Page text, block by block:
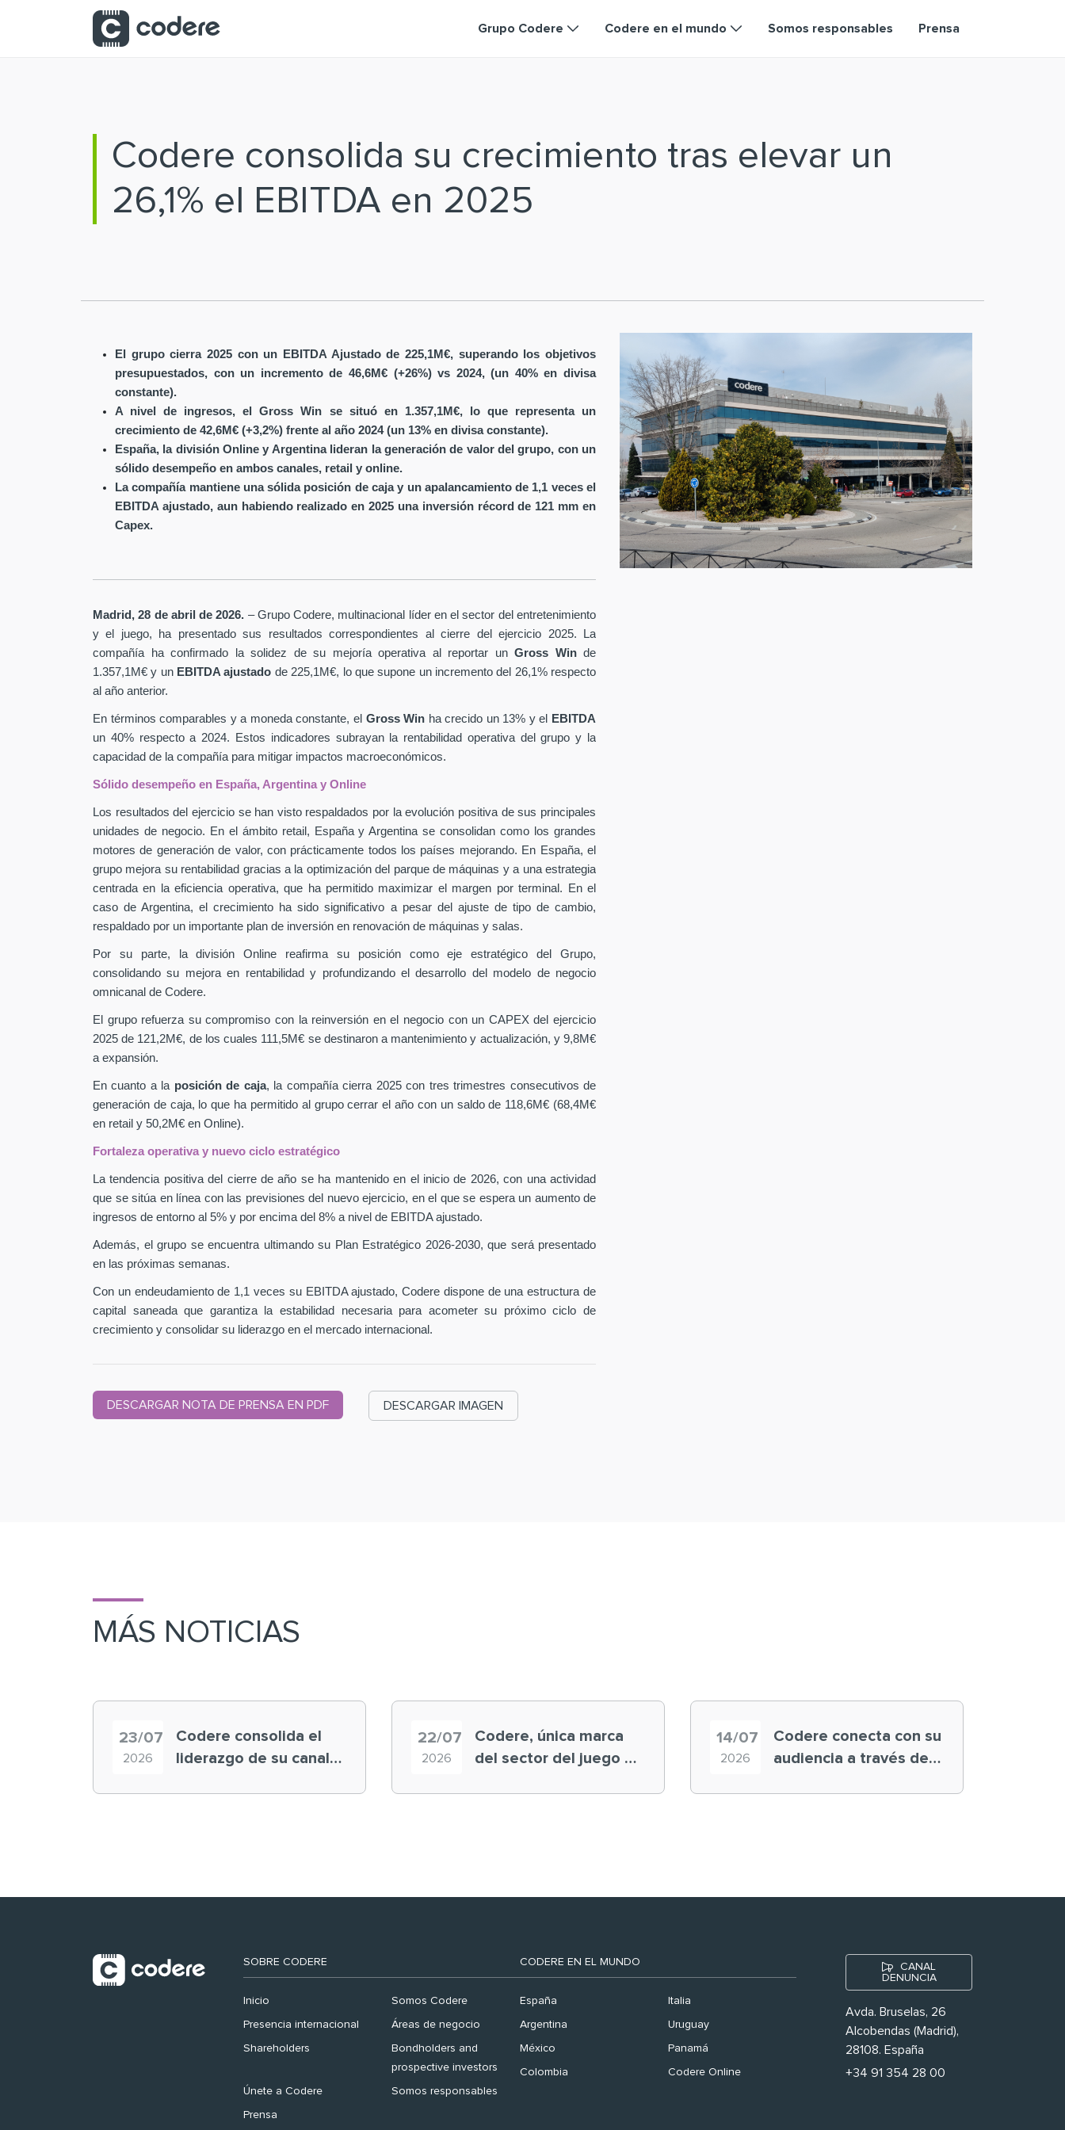
Saltar al contenido principal
Grupo Codere Codere en el mundo Somos responsables Prensa
Codere consolida su crecimiento tras elevar un
26,1% el EBITDA en 2025
El grupo cierra 2025 con un EBITDA Ajustado de 225,1M€, superando los objetivos
presupuestados, con un incremento de 46,6M€ (+26%) vs 2024, (un 40% en divisa
constante).
A nivel de ingresos, el Gross Win se situó en 1.357,1M€, lo que representa un
crecimiento de 42,6M€ (+3,2%) frente al año 2024 (un 13% en divisa constante).
España, la división Online y Argentina lideran la generación de valor del grupo, con un
sólido desempeño en ambos canales, retail y online.
La compañía mantiene una sólida posición de caja y un apalancamiento de 1,1 veces el
EBITDA ajustado, aun habiendo realizado en 2025 una inversión récord de 121 mm en
Capex.
Madrid, 28 de abril de 2026. – Grupo Codere, multinacional líder en el sector del entretenimiento
y el juego, ha presentado sus resultados correspondientes al cierre del ejercicio 2025. La
compañía ha confirmado la solidez de su mejoría operativa al reportar un Gross Win de
1.357,1M€ y un EBITDA ajustado de 225,1M€, lo que supone un incremento del 26,1% respecto
al año anterior.
En términos comparables y a moneda constante, el Gross Win ha crecido un 13% y el
EBITDA
un 40% respecto a 2024. Estos indicadores subrayan la rentabilidad operativa del grupo y la
capacidad de la compañía para mitigar impactos macroeconómicos.
Sólido desempeño en España, Argentina y Online
Los resultados del ejercicio se han visto respaldados por la evolución positiva de sus principales
unidades de negocio. En el ámbito retail, España y Argentina se consolidan como los grandes
motores de generación de valor, con prácticamente todos los países mejorando. En España, el
grupo mejora su rentabilidad gracias a la optimización del parque de máquinas y a una estrategia
centrada en la eficiencia operativa, que ha permitido maximizar el margen por terminal. En el
caso de Argentina, el crecimiento ha sido significativo a pesar del ajuste de tipo de cambio,
respaldado por un importante plan de inversión en renovación de máquinas y salas.
Por su parte, la división Online reafirma su posición como eje estratégico del Grupo,
consolidando su mejora en rentabilidad y profundizando el desarrollo del modelo de negocio
omnicanal de Codere.
El grupo refuerza su compromiso con la reinversión en el negocio con un CAPEX del ejercicio
2025 de 121,2M€, de los cuales 111,5M€ se destinaron a mantenimiento y actualización, y 9,8M€
a expansión.
En cuanto a la posición de caja, la compañía cierra 2025 con tres trimestres consecutivos de
generación de caja, lo que ha permitido al grupo cerrar el año con un saldo de 118,6M€ (68,4M€
en retail y 50,2M€ en Online).
Fortaleza operativa y nuevo ciclo estratégico
La tendencia positiva del cierre de año se ha mantenido en el inicio de 2026, con una actividad
que se sitúa en línea con las previsiones del nuevo ejercicio, en el que se espera un aumento de
ingresos de entorno al 5% y por encima del 8% a nivel de EBITDA ajustado.
Además, el grupo se encuentra ultimando su Plan Estratégico 2026-2030, que será presentado
en las próximas semanas.
Con un endeudamiento de 1,1 veces su EBITDA ajustado, Codere dispone de una estructura de
capital saneada que garantiza la estabilidad necesaria para acometer su próximo ciclo de
crecimiento y consolidar su liderazgo en el mercado internacional.
DESCARGAR NOTA DE PRENSA EN PDF DESCARGAR IMAGEN
MÁS NOTICIAS
23/07
2026
Codere consolida el
liderazgo de su canal
22/07
2026
Codere, única marca
del sector del juego en
14/07
2026
Codere conecta con su
audiencia a través de
SOBRE CODERE
Inicio Somos Codere
Presencia internacional Áreas de negocio
Shareholders
Bondholders and
prospective investors
Únete a Codere Somos responsables
Prensa
CODERE EN EL MUNDO
España Italia
Argentina Uruguay
México Panamá
Colombia Codere Online
CANAL
DENUNCIA
Avda. Bruselas, 26
Alcobendas (Madrid),
28108. España
+34 91 354 28 00